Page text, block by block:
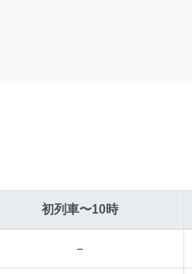
初列車〜10時
－